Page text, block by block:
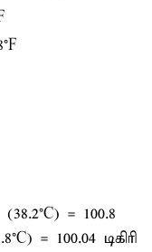
= 100.8
= 100.04 டிகிரி